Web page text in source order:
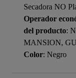
Secadora NO
Operador
del producto:
MANSION,
Color: Negro